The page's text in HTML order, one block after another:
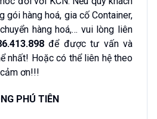
gói hàng hoá, gia cố Container,
hàng hoá,… vui lòng liên
để được tư vấn và
nhất! Hoặc có thể liên hệ theo
ơn!!!
PHÚ TIÊN